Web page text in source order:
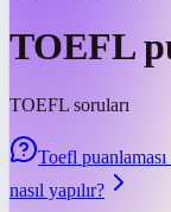
TOEFL
TOEFL soruları
Toefl puanlaması
nasıl yapılır?